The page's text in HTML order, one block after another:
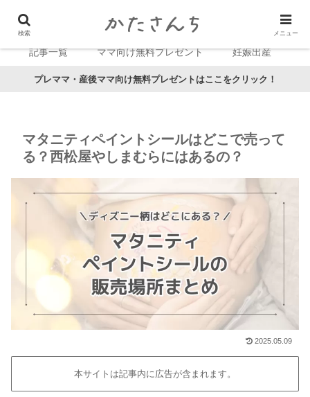
記事一覧 ママ向け無料プレゼント 妊娠出産
プレママ・産後ママ向け無料プレゼントはここをクリック！
マタニティペイントシールはどこで売って
る？西松屋やしまむらにはあるの？
2025.05.09
本サイトは記事内に広告が含まれます。
検索 メニュー